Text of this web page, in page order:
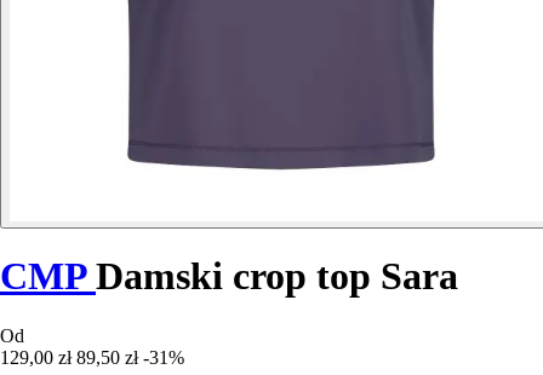
CMPDamski crop top Sara
Od
129,00 zł 89,50 zł -31%